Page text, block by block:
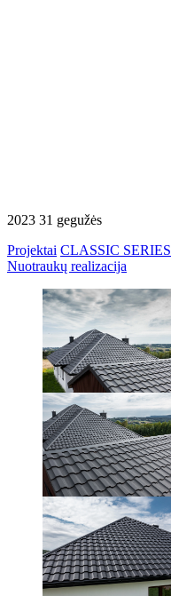
2023 31 gegužės
Projektai CLASSIC SERIES
Nuotraukų realizacija